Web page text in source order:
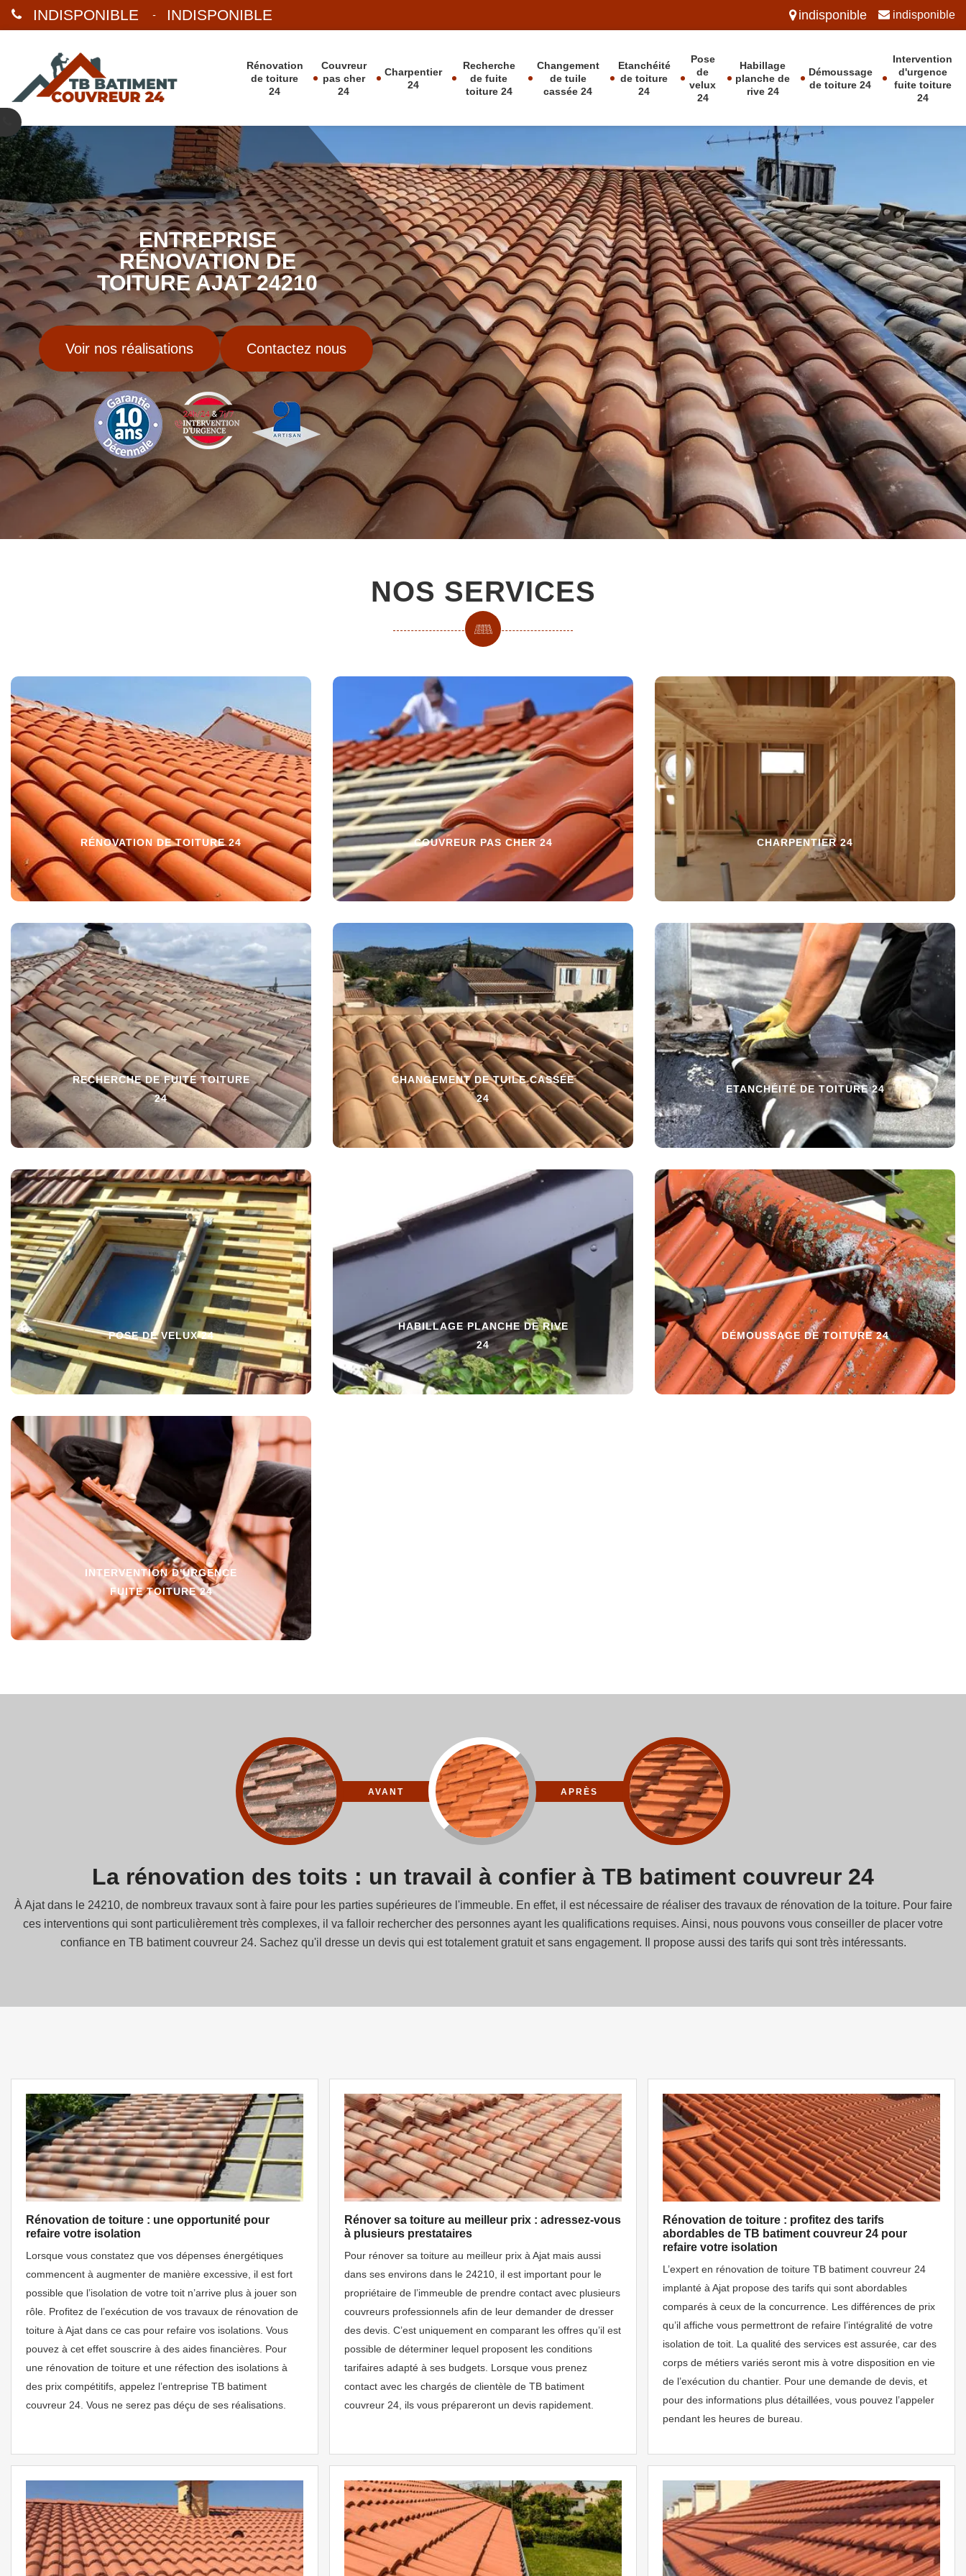
INDISPONIBLE - INDISPONIBLE indisponible indisponible
Rénovation
de toiture
24
Couvreur
pas cher
24
Charpentier
24
Recherche
de fuite
toiture 24
Changement
de tuile
cassée 24
Etanchéité
de toiture
24
Pose
de
velux
24
Habillage
planche de
rive 24
Démoussage
de toiture 24
Intervention
d'urgence
fuite toiture
24
ENTREPRISE
RÉNOVATION DE
TOITURE AJAT 24210
Voir nos réalisations Contactez nous
NOS SERVICES
RÉNOVATION DE TOITURE 24 COUVREUR PAS CHER 24 CHARPENTIER 24
RECHERCHE DE FUITE TOITURE
24
CHANGEMENT DE TUILE CASSÉE
24
ETANCHÉITÉ DE TOITURE 24
POSE DE VELUX 24
HABILLAGE PLANCHE DE RIVE
24
DÉMOUSSAGE DE TOITURE 24
INTERVENTION D'URGENCE
FUITE TOITURE 24
AVANT APRÈS
La rénovation des toits : un travail à confier à TB batiment couvreur 24
À Ajat dans le 24210, de nombreux travaux sont à faire pour les parties supérieures de l'immeuble. En effet, il est nécessaire de réaliser des travaux de rénovation de la toiture. Pour faire
ces interventions qui sont particulièrement très complexes, il va falloir rechercher des personnes ayant les qualifications requises. Ainsi, nous pouvons vous conseiller de placer votre
confiance en TB batiment couvreur 24. Sachez qu'il dresse un devis qui est totalement gratuit et sans engagement. Il propose aussi des tarifs qui sont très intéressants.
Rénovation de toiture : une opportunité pour
refaire votre isolation
Lorsque vous constatez que vos dépenses énergétiques
commencent à augmenter de manière excessive, il est fort
possible que l’isolation de votre toit n’arrive plus à jouer son
rôle. Profitez de l’exécution de vos travaux de rénovation de
toiture à Ajat dans ce cas pour refaire vos isolations. Vous
pouvez à cet effet souscrire à des aides financières. Pour
une rénovation de toiture et une réfection des isolations à
des prix compétitifs, appelez l’entreprise TB batiment
couvreur 24. Vous ne serez pas déçu de ses réalisations.
Rénover sa toiture au meilleur prix : adressez-vous
à plusieurs prestataires
Pour rénover sa toiture au meilleur prix à Ajat mais aussi
dans ses environs dans le 24210, il est important pour le
propriétaire de l’immeuble de prendre contact avec plusieurs
couvreurs professionnels afin de leur demander de dresser
des devis. C’est uniquement en comparant les offres qu’il est
possible de déterminer lequel proposent les conditions
tarifaires adapté à ses budgets. Lorsque vous prenez
contact avec les chargés de clientèle de TB batiment
couvreur 24, ils vous prépareront un devis rapidement.
Rénovation de toiture : profitez des tarifs
abordables de TB batiment couvreur 24 pour
refaire votre isolation
L’expert en rénovation de toiture TB batiment couvreur 24
implanté à Ajat propose des tarifs qui sont abordables
comparés à ceux de la concurrence. Les différences de prix
qu’il affiche vous permettront de refaire l’intégralité de votre
isolation de toit. La qualité des services est assurée, car des
corps de métiers variés seront mis à votre disposition en vie
de l’exécution du chantier. Pour une demande de devis, et
pour des informations plus détaillées, vous pouvez l’appeler
pendant les heures de bureau.